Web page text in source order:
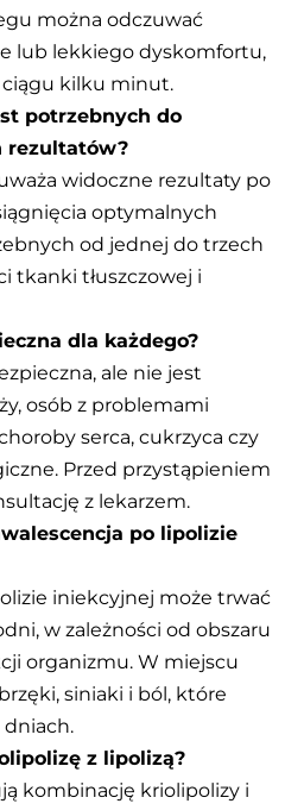
można odczuwać
lub lekkiego dyskomfortu,
kilku minut.
potrzebnych do
rezultatów?
widoczne rezultaty po
optymalnych
od jednej do trzech
tkanki tłuszczowej i
dla każdego?
ale nie jest
osób z problemami
serca, cukrzyca czy
Przed przystąpieniem
z lekarzem.
po lipolizie
iniekcyjnej może trwać
w zależności od obszaru
organizmu. W miejscu
siniaki i ból, które
z lipolizą?
kombinację kriolipolizy i